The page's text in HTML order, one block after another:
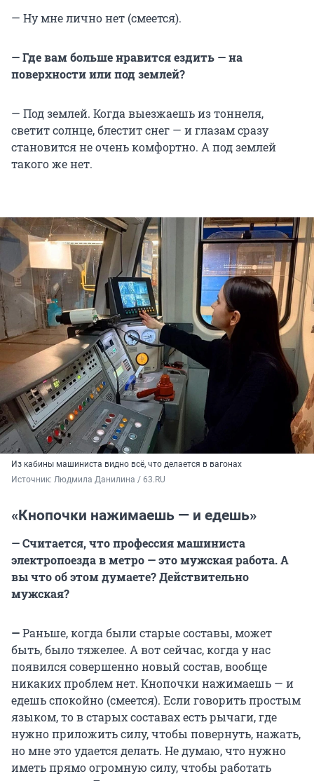
— Ну мне лично нет (смеется).
— Где вам больше нравится ездить — на
поверхности или под землей?
— Под землей. Когда выезжаешь из тоннеля,
светит солнце, блестит снег — и глазам сразу
становится не очень комфортно. А под землей
такого же нет.
Из кабины машиниста видно всё, что делается в вагонах
Источник: Людмила Данилина / 63.RU
«Кнопочки нажимаешь — и едешь»
— Считается, что профессия машиниста
электропоезда в метро — это мужская работа. А
вы что об этом думаете? Действительно
мужская?
—Раньше, когда были старые составы, может
быть, было тяжелее. А вот сейчас, когда у нас
появился совершенно новый состав, вообще
никаких проблем нет. Кнопочки нажимаешь — и
едешь спокойно (смеется). Если говорить простым
языком, то в старых составах есть рычаги, где
нужно приложить силу, чтобы повернуть, нажать,
но мне это удается делать. Не думаю, что нужно
иметь прямо огромную силу, чтобы работать